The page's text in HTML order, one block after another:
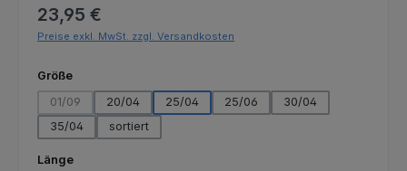
Regulärer Preis:
23,95 €
Preise exkl. MwSt. zzgl. Versandkosten
Größeauswählen
01/09
(Diese Option ist zurzeit nicht verfügbar.)
20/04 25/04 25/06
30/04
35/04
sortiert
Längeauswählen